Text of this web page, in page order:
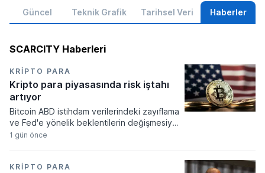
Güncel Teknik Grafik Tarihsel Veri Haberler
SCARCITY Haberleri
KRIPTO PARA
Kripto para piyasasında risk iştahı
artıyor
Bitcoin ABD istihdam verilerindeki zayıflama
ve Fed'e yönelik beklentilerin değişmesiyle
haftayı yükselişle kapattı. Kripto para
açıklanacak enflasyon rakamlarına ve
1 gün önce
KRIPTO PARA